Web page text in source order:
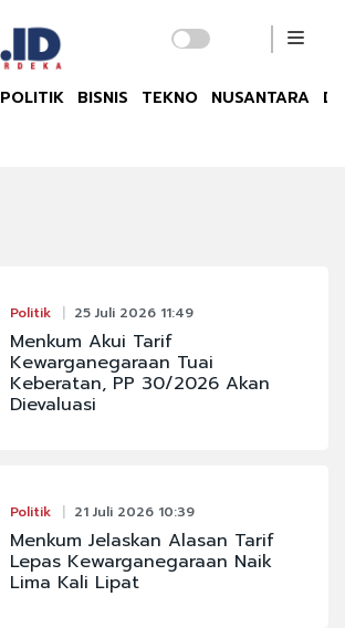
POLITIK BISNIS TEKNO NUSANTARA
Politik 25 Juli 2026 11:49
Menkum Akui Tarif
Kewarganegaraan Tuai
Keberatan, PP 30/2026 Akan
Dievaluasi
Politik 21 Juli 2026 10:39
Menkum Jelaskan Alasan Tarif
Lepas Kewarganegaraan Naik
Lima Kali Lipat